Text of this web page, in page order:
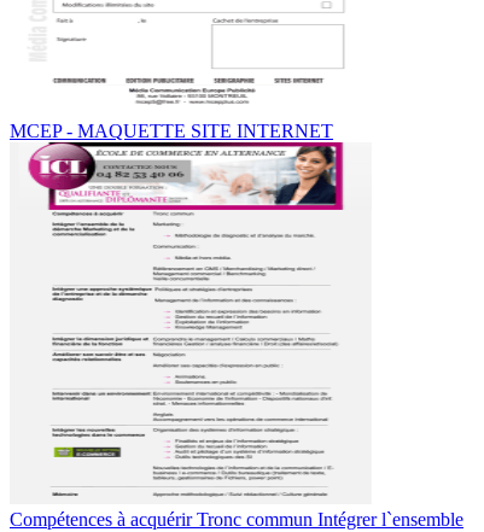
MCEP - MAQUETTE SITE INTERNET
Compétences à acquérir Tronc commun Intégrer l`ensemble